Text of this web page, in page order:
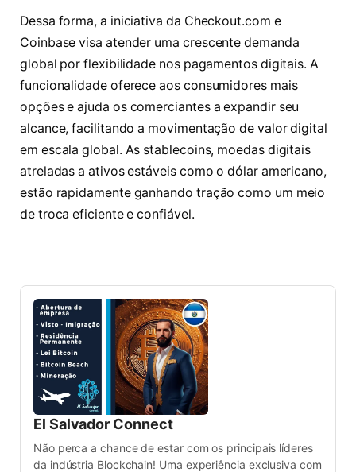
Dessa forma, a iniciativa da Checkout.com e
Coinbase visa atender uma crescente demanda
global por flexibilidade nos pagamentos digitais. A
funcionalidade oferece aos consumidores mais
opções e ajuda os comerciantes a expandir seu
alcance, facilitando a movimentação de valor digital
em escala global. As stablecoins, moedas digitais
atreladas a ativos estáveis como o dólar americano,
estão rapidamente ganhando tração como um meio
de troca eficiente e confiável.
El Salvador Connect
Não perca a chance de estar com os principais líderes
da indústria Blockchain! Uma experiência exclusiva com